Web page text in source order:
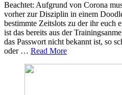
Beachtet: Aufgrund von Corona
vorher zur Disziplin in einem
bestimmte Zeitslots zu der ihr euch
ist das bereits aus der
das Passwort nicht bekannt ist, so
oder … Read More